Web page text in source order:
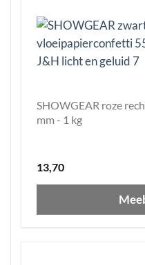
SHOWGEAR roze
mm - 1 kg
13,70